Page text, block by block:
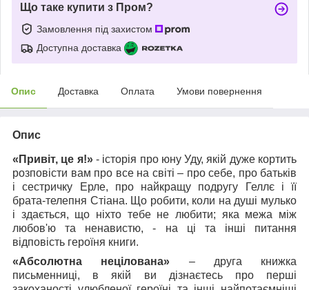
Що таке купити з Пром?
Замовлення під захистом
Доступна доставка
Опис Доставка Оплата Умови повернення
Опис
«Привіт, це я!» - історія про юну Уду, якій дуже кортить
розповісти вам про все на світі – про себе, про батьків
і сестричку Ерле, про найкращу подругу Геллє і її
брата-телепня Стіана. Що робити, коли на душі мулько
і здається, що ніхто тебе не любити; яка межа між
любов'ю та ненавистю, - на ці та інші питання
відповість героїня книги.
«Абсолютна нецілована»
– друга книжка
письменниці, в якій ви дізнаєтесь про перші